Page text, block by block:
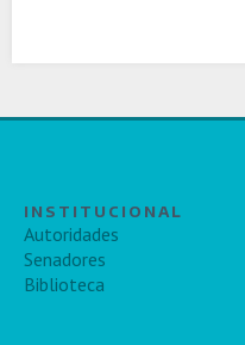
INSTITUCIONAL
Autoridades
Senadores
Biblioteca